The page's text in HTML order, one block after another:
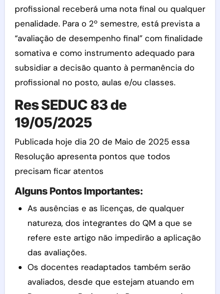
profissional receberá uma nota final ou qualquer
penalidade. Para o 2º semestre, está prevista a
“avaliação de desempenho final” com finalidade
somativa e como instrumento adequado para
subsidiar a decisão quanto à permanência do
profissional no posto, aulas e/ou classes.
Res SEDUC 83 de
19/05/2025
Publicada hoje dia 20 de Maio de 2025 essa
Resolução apresenta pontos que todos
precisam ficar atentos
Alguns Pontos Importantes:
As ausências e as licenças, de qualquer
natureza, dos integrantes do QM a que se
refere este artigo não impedirão a aplicação
das avaliações.
Os docentes readaptados também serão
avaliados, desde que estejam atuando em